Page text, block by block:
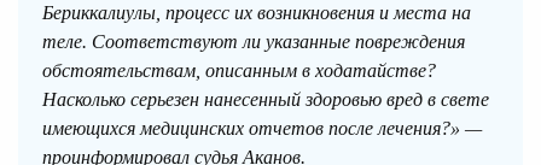
Бериккалиулы, процесс их возникновения и места на
теле. Соответствуют ли указанные повреждения
обстоятельствам, описанным в ходатайстве?
Насколько серьезен нанесенный здоровью вред в свете
имеющихся медицинских отчетов после лечения?» —
проинформировал судья Аканов.